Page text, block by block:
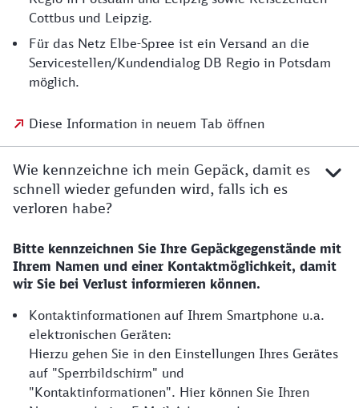
Cottbus und Leipzig.
Für das Netz Elbe-Spree ist ein Versand an die
Servicestellen/Kundendialog DB Regio in Potsdam
möglich.
Diese Information in neuem Tab öffnen
Wie kennzeichne ich mein Gepäck, damit es
schnell wieder gefunden wird, falls ich es
verloren habe?
Bitte kennzeichnen Sie Ihre Gepäckgegenstände mit
Ihrem Namen und einer Kontaktmöglichkeit, damit
wir Sie bei Verlust informieren können.
Kontaktinformationen auf Ihrem Smartphone u.a.
elektronischen Geräten:
Hierzu gehen Sie in den Einstellungen Ihres Gerätes
auf "Sperrbildschirm" und
"Kontaktinformationen". Hier können Sie Ihren